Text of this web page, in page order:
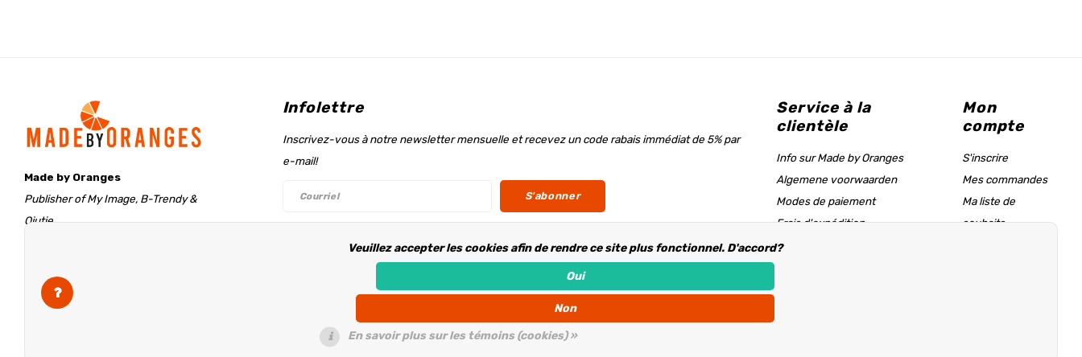
Made by Oranges
Publisher of My Image, B-Trendy &
Qjutie
The Netherlands
info@madebyoranges.com
Infolettre
Inscrivez-vous à notre newsletter mensuelle et recevez un code rabais immédiat de 5% par
e-mail!
S'abonner
Suivez-nous
Service à la
clientèle
Info sur Made by Oranges
Algemene voorwaarden
Modes de paiement
Frais d'expédition
Tableau des tailles & page d'aide
Mon
compte
S'inscrire
Mes commandes
Ma liste de
souhaits
Veuillez accepter les cookies afin de rendre ce site plus fonctionnel. D'accord?
Oui
Non
En savoir plus sur les témoins (cookies) »